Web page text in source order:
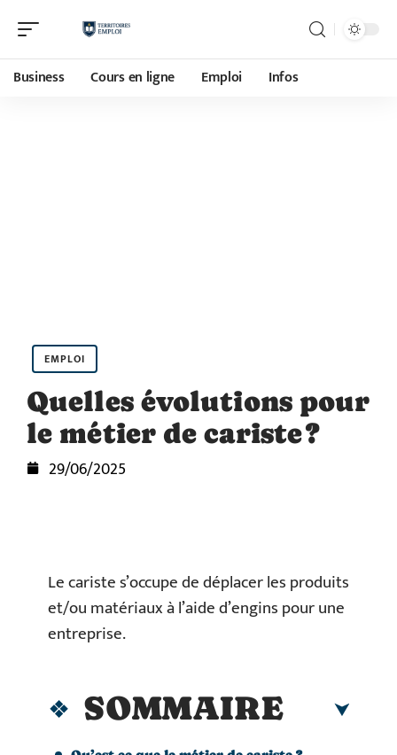
Business Cours en ligne Emploi Infos
EMPLOI
Quelles évolutions pour
le métier de cariste ?
29/06/2025
Le cariste s’occupe de déplacer les produits
et/ou matériaux à l’aide d’engins pour une
entreprise.
SOMMAIRE